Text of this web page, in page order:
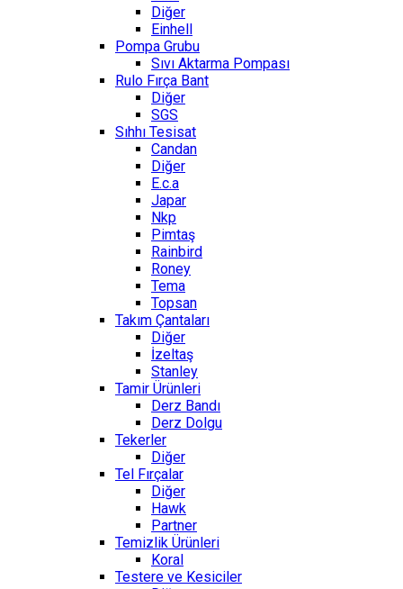
Diğer
Einhell
Pompa Grubu
Sıvı Aktarma Pompası
Rulo Fırça Bant
Diğer
SGS
Sıhhı Tesisat
Candan
Diğer
E.c.a
Japar
Nkp
Pimtaş
Rainbird
Roney
Tema
Topsan
Takım Çantaları
Diğer
İzeltaş
Stanley
Tamir Ürünleri
Derz Bandı
Derz Dolgu
Tekerler
Diğer
Tel Fırçalar
Diğer
Hawk
Partner
Temizlik Ürünleri
Koral
Testere ve Kesiciler